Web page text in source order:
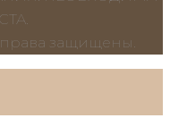
защищены.